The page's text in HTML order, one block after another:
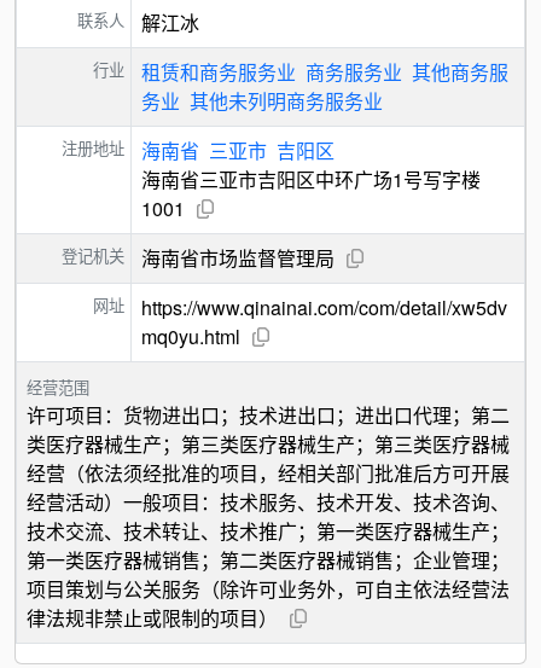
联系人 解江冰
行业 租赁和商务服务业 商务服务业 其他商务服
务业 其他未列明商务服务业
注册地址 海南省 三亚市 吉阳区
海南省三亚市吉阳区中环广场1号写字楼
1001
登记机关 海南省市场监督管理局
网址
https://www.qinainai.com/com/detail/xw5dv
mq0yu.html
经营范围
许可项目：货物进出口；技术进出口；进出口代理；第二
类医疗器械生产；第三类医疗器械生产；第三类医疗器械
经营（依法须经批准的项目，经相关部门批准后方可开展
经营活动）一般项目：技术服务、技术开发、技术咨询、
技术交流、技术转让、技术推广；第一类医疗器械生产；
第一类医疗器械销售；第二类医疗器械销售；企业管理；
项目策划与公关服务（除许可业务外，可自主依法经营法
律法规非禁止或限制的项目）